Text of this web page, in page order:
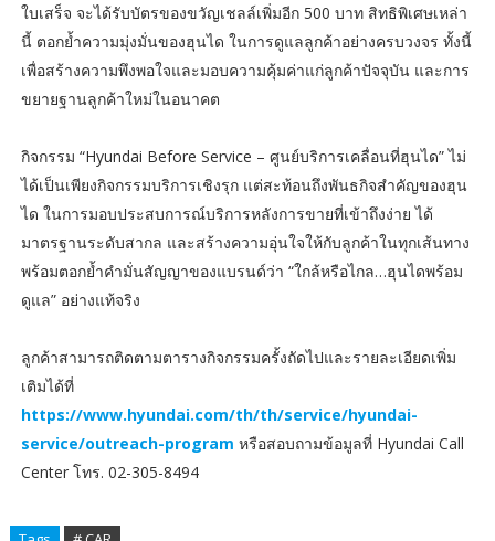
ใบเสร็จ จะได้รับบัตรของขวัญเชลล์เพิ่มอีก 500 บาท สิทธิพิเศษเหล่า
นี้ ตอกย้ำความมุ่งมั่นของฮุนได ในการดูแลลูกค้าอย่างครบวงจร ทั้งนี้
เพื่อสร้างความพึงพอใจและมอบความคุ้มค่าแก่ลูกค้าปัจจุบัน และการ
ขยายฐานลูกค้าใหม่ในอนาคต
กิจกรรม “Hyundai Before Service – ศูนย์บริการเคลื่อนที่ฮุนได” ไม่
ได้เป็นเพียงกิจกรรมบริการเชิงรุก แต่สะท้อนถึงพันธกิจสำคัญของฮุน
ได ในการมอบประสบการณ์บริการหลังการขายที่เข้าถึงง่าย ได้
มาตรฐานระดับสากล และสร้างความอุ่นใจให้กับลูกค้าในทุกเส้นทาง
พร้อมตอกย้ำคำมั่นสัญญาของแบรนด์ว่า “ใกล้หรือไกล…ฮุนไดพร้อม
ดูแล” อย่างแท้จริง
ลูกค้าสามารถติดตามตารางกิจกรรมครั้งถัดไปและรายละเอียดเพิ่ม
เติมได้ที่
https://www.hyundai.com/th/th/service/hyundai-
service/outreach-program หรือสอบถามข้อมูลที่ Hyundai Call
Center โทร. 02-305-8494